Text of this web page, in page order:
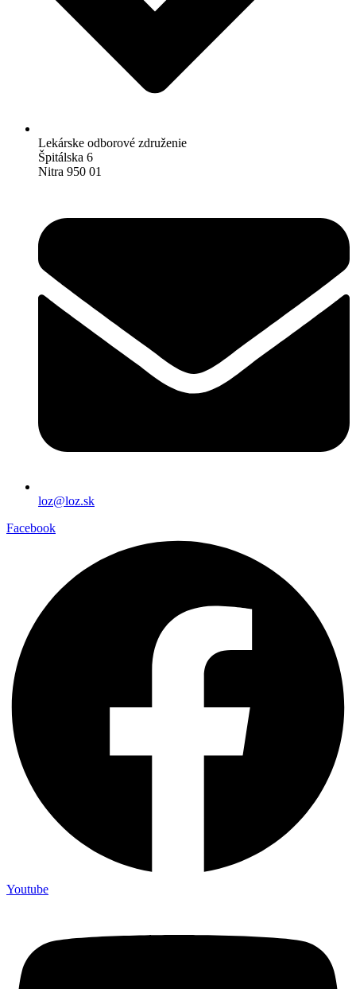
Lekárske odborové združenie
Špitálska 6
Nitra 950 01
loz@loz.sk
Facebook
Youtube